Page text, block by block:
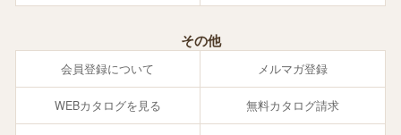
その他
会員登録について メルマガ登録
WEBカタログを見る 無料カタログ請求